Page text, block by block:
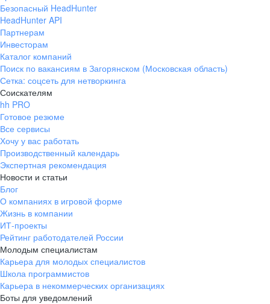
Безопасный HeadHunter
HeadHunter API
Партнерам
Инвесторам
Каталог компаний
Поиск по вакансиям в Загорянском (Московская область)
Сетка: соцсеть для нетворкинга
Соискателям
hh PRO
Готовое резюме
Все сервисы
Хочу у вас работать
Производственный календарь
Экспертная рекомендация
Новости и статьи
Блог
О компаниях в игровой форме
Жизнь в компании
ИТ-проекты
Рейтинг работодателей России
Молодым специалистам
Карьера для молодых специалистов
Школа программистов
Карьера в некоммерческих организациях
Боты для уведомлений